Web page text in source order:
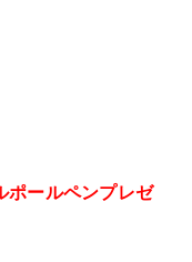
ポールペンプレゼ